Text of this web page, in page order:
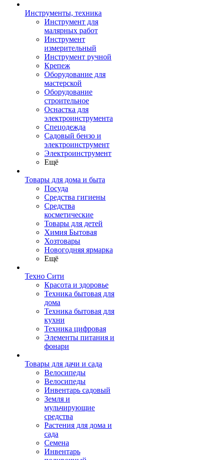
Инструменты, техника
Инструмент для
малярных работ
Инструмент
измерительный
Инструмент ручной
Крепеж
Оборудование для
мастерской
Оборудование
строительное
Оснастка для
электроинструмента
Спецодежда
Садовый бензо и
электроинструмент
Электроинструмент
Ещё
Товары для дома и быта
Посуда
Средства гигиены
Средства
косметические
Товары для детей
Химия Бытовая
Хозтовары
Новогодняя ярмарка
Ещё
Техно Сити
Красота и здоровье
Техника бытовая для
дома
Техника бытовая для
кухни
Техника цифровая
Элементы питания и
фонари
Товары для дачи и сада
Велосипеды
Велосипеды
Инвентарь садовый
Земля и
мульчирующие
средства
Растения для дома и
сада
Семена
Инвентарь